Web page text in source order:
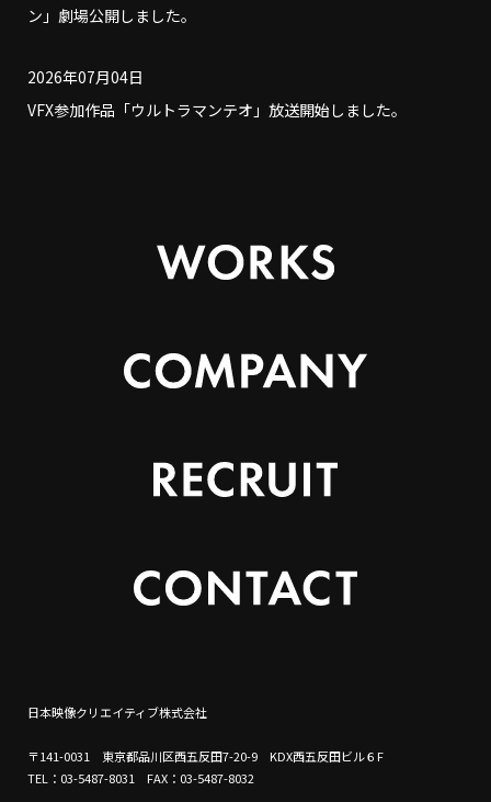
ン」劇場公開しました。
2026年07月04日
VFX参加作品「ウルトラマンテオ」放送開始しました。
日本映像クリエイティブ株式会社
〒141-0031 東京都品川区西五反田7-20-9 KDX西五反田ビル６F
TEL：03-5487-8031 FAX：03-5487-8032